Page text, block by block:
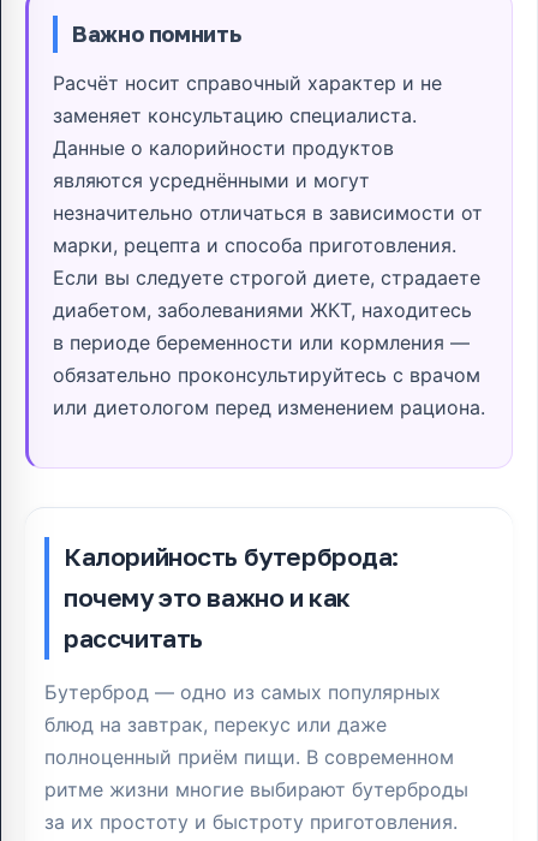
Важно помнить
Расчёт носит справочный характер и не
заменяет консультацию специалиста.
Данные о калорийности продуктов
являются усреднёнными и могут
незначительно отличаться в зависимости от
марки, рецепта и способа приготовления.
Если вы следуете строгой диете, страдаете
диабетом, заболеваниями ЖКТ, находитесь
в периоде беременности или кормления —
обязательно проконсультируйтесь с врачом
или диетологом перед изменением рациона.
Калорийность бутерброда:
почему это важно и как
рассчитать
Бутерброд — одно из самых популярных
блюд на завтрак, перекус или даже
полноценный приём пищи. В современном
ритме жизни многие выбирают бутерброды
за их простоту и быстроту приготовления.